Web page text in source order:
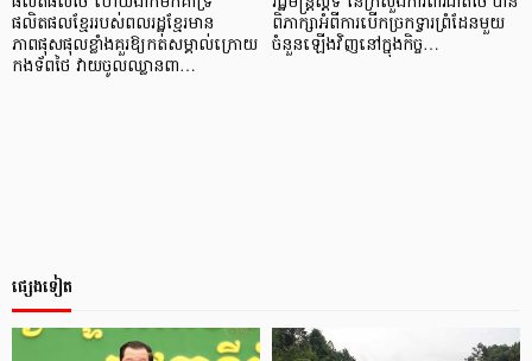
ផលិតផលខ្មែររបស់ពលរដ្ឋខ្មែរមាន
ភាពផុសផុលខ្លាំងគួរឱ្យកត់សម្គាល់ក្រោយ
កងទ័ពថៃ វាយចូលឈ្លានពា…
ពិភាក្សាអំពីការបើកច្រកទ្វារព្រំដែនមួយ
ចំនួនឡើងវិញនៅក្នុងកិច្ច…
ផ្សេងទៀត